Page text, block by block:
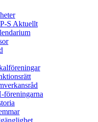
S Aktuellt
föreningarna